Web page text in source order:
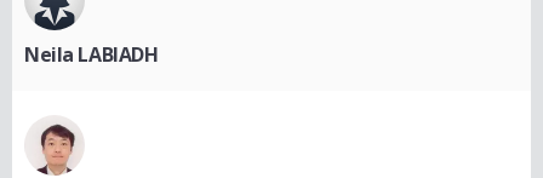
Neila LABIADH